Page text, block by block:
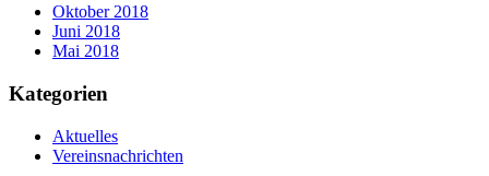
Oktober 2018
Juni 2018
Mai 2018
Kategorien
Aktuelles
Vereinsnachrichten